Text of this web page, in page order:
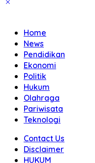
Home
News
Pendidikan
Ekonomi
Politik
Hukum
Olahraga
Pariwisata
Teknologi
Contact Us
Disclaimer
HUKUM